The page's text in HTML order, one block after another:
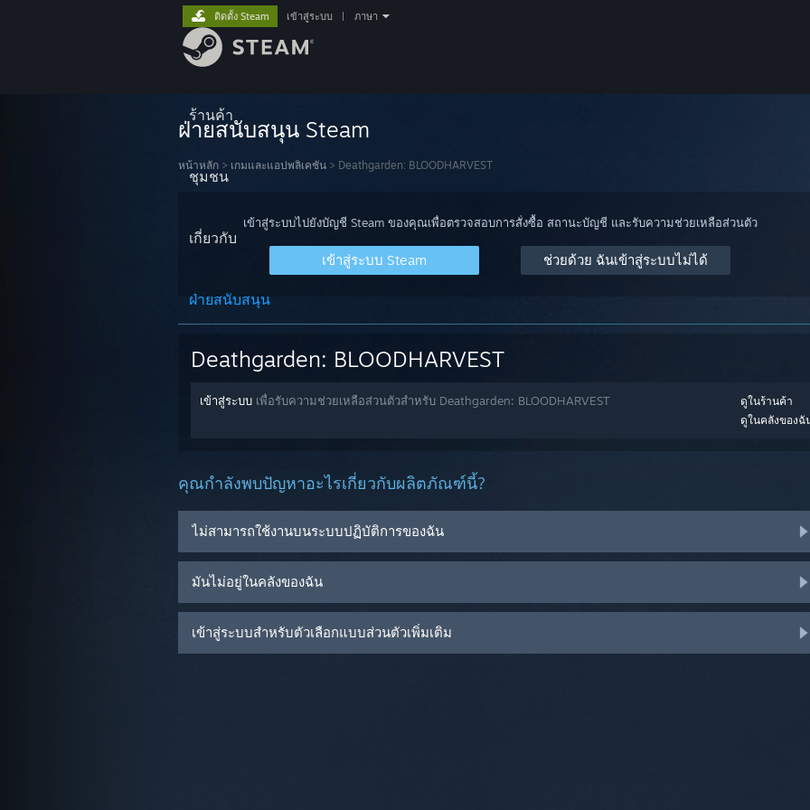
ร้านค้า
ชุมชน
เกี่ยวกับ
ฝ่ายสนับสนุน
ติดตั้ง Steam เข้าสู่ระบบ ภาษา
ฝ่ายสนับสนุน Steam
หน้าหลัก > เกมและแอปพลิเคชัน > Deathgarden: BLOODHARVEST
เข้าสู่ระบบไปยังบัญชี Steam ของคุณเพื่อตรวจสอบการสั่งซื้อ สถานะบัญชี และรับความช่วยเหลือส่วนตัว
เข้าสู่ระบบ Steam ช่วยด้วย ฉันเข้าสู่ระบบไม่ได้
Deathgarden: BLOODHARVEST
ดูในร้านค้า
ดูในคลังของฉั
เข้าสู่ระบบ เพื่อรับความช่วยเหลือส่วนตัวสำหรับ Deathgarden: BLOODHARVEST
คุณกำลังพบปัญหาอะไรเกี่ยวกับผลิตภัณฑ์นี้?
ไม่สามารถใช้งานบนระบบปฏิบัติการของฉัน
มันไม่อยู่ในคลังของฉัน
เข้าสู่ระบบสำหรับตัวเลือกแบบส่วนตัวเพิ่มเติม